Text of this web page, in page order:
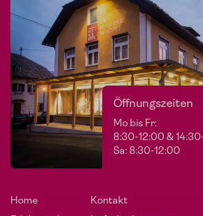
Öffnungszeiten
Mo bis Fr:
8:30-12:00 &
Sa: 8:30-12:00
Home
Kontakt